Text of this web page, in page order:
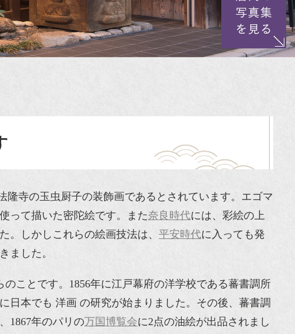
寺の玉虫厨子の装飾画であるとされています。エゴマ
って描いた密陀絵です。また奈良時代には、彩絵の上
。しかしこれらの絵画技法は、 平安時代に入っても発
ました。
ことです。1856年に江戸幕府の洋学校である蕃書調所
日本でも 洋画 の研究が始まりました。その後、蕃書調
1867年のパリの万国博覧会に2点の油絵が出品されまし